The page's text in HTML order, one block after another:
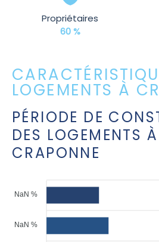
Propriétaires
60 %
LOGEMENTS À
PÉRIODE DE
DES LOGEMENTS À
CRAPONNE
NaN %
NaN %